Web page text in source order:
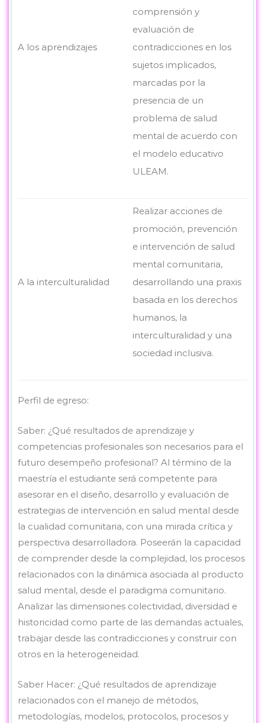
A los aprendizajes
comprensión y
evaluación de
contradicciones en los
sujetos implicados,
marcadas por la
presencia de un
problema de salud
mental de acuerdo con
el modelo educativo
ULEAM.
A la interculturalidad
Realizar acciones de
promoción, prevención
e intervención de salud
mental comunitaria,
desarrollando una praxis
basada en los derechos
humanos, la
interculturalidad y una
sociedad inclusiva.
Perfil de egreso:
Saber: ¿Qué resultados de aprendizaje y
competencias profesionales son necesarios para el
futuro desempeño profesional? Al término de la
maestría el estudiante será competente para
asesorar en el diseño, desarrollo y evaluación de
estrategias de intervención en salud mental desde
la cualidad comunitaria, con una mirada crítica y
perspectiva desarrolladora. Poseerán la capacidad
de comprender desde la complejidad, los procesos
relacionados con la dinámica asociada al producto
salud mental, desde el paradigma comunitario.
Analizar las dimensiones colectividad, diversidad e
historicidad como parte de las demandas actuales,
trabajar desde las contradicciones y construir con
otros en la heterogeneidad.
Saber Hacer: ¿Qué resultados de aprendizaje
relacionados con el manejo de métodos,
metodologías, modelos, protocolos, procesos y